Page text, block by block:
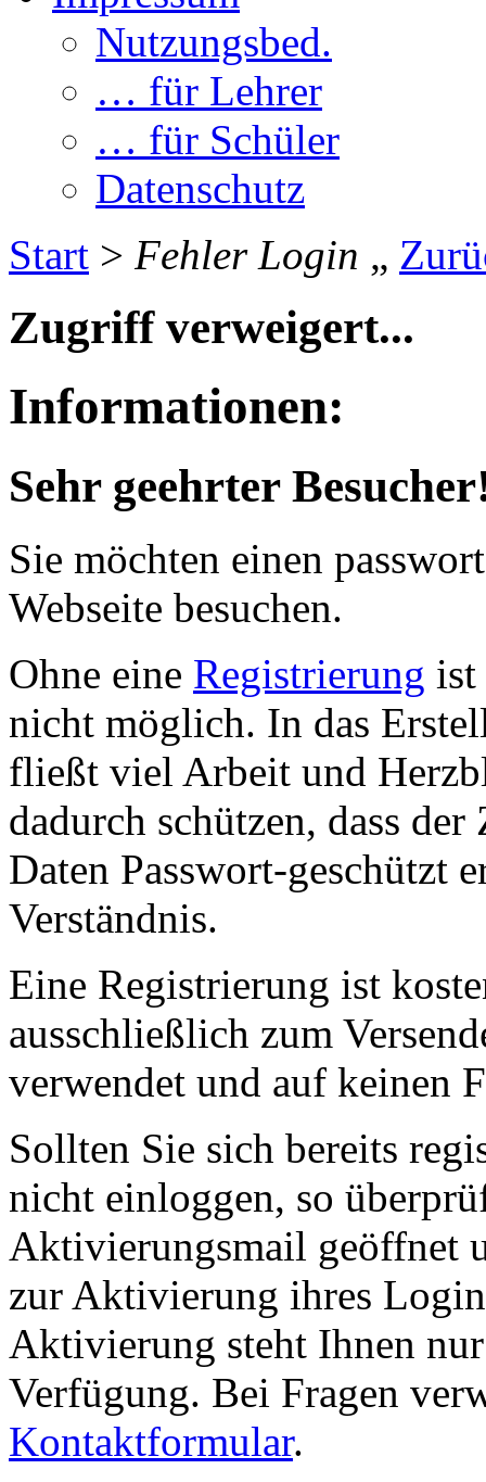
Nutzungsbed.
… für Lehrer
… für Schüler
Datenschutz
Start > Fehler Login
Zugriff verweigert...
Informationen:
Sehr geehrter
Sie möchten einen
Webseite besuchen.
Ohne eine Registrierung ist
nicht möglich. In das
fließt viel Arbeit und
dadurch schützen, dass
Daten Passwort-geschützt
Verständnis.
Eine Registrierung ist
ausschließlich zum
verwendet und auf keinen
Sollten Sie sich bereits
nicht einloggen, so
Aktivierungsmail geöffnet
zur Aktivierung ihres
Aktivierung steht Ihnen
Verfügung. Bei Fragen
Kontaktformular.